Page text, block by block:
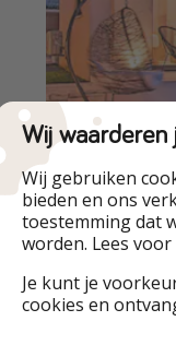
Wij
Wij gebruiken
bieden en ons
toestemming dat
worden. Lees
Je kunt je
cookies en